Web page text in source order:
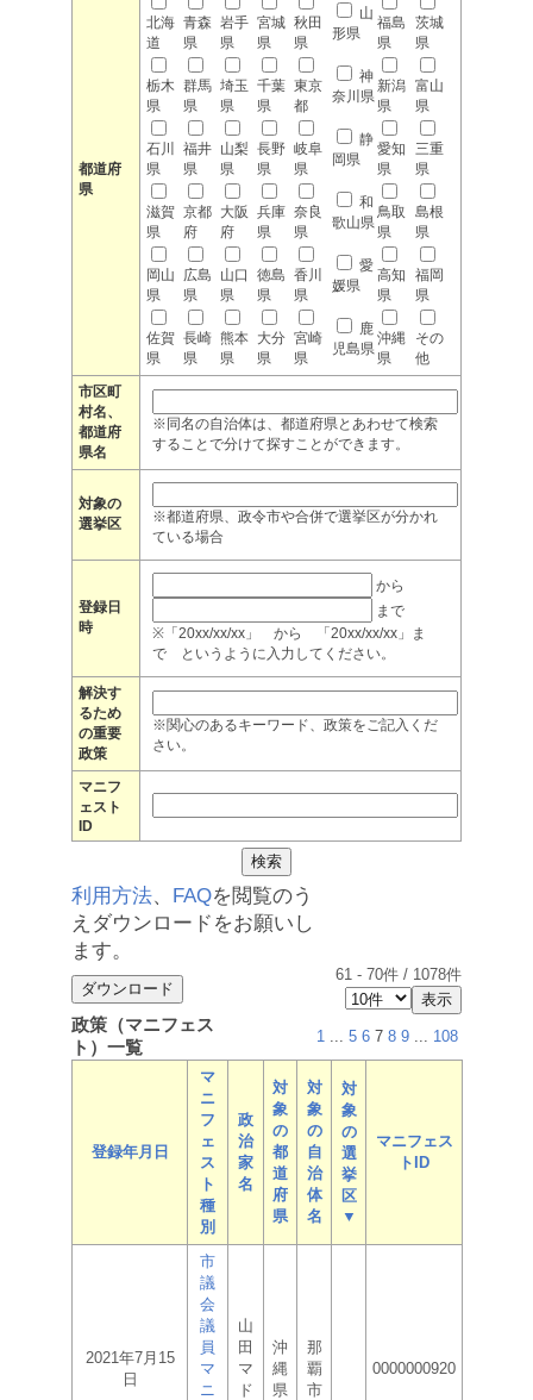
都道府
県
北海
道
青森
県
岩手
県
宮城
県
秋田
県
山
形県
福島
県
茨城
県
栃木
県
群馬
県
埼玉
県
千葉
県
東京
都
神
奈川県
新潟
県
富山
県
石川
県
福井
県
山梨
県
長野
県
岐阜
県
静
岡県
愛知
県
三重
県
滋賀
県
京都
府
大阪
府
兵庫
県
奈良
県
和
歌山県
鳥取
県
島根
県
岡山
県
広島
県
山口
県
徳島
県
香川
県
愛
媛県
高知
県
福岡
県
佐賀
県
長崎
県
熊本
県
大分
県
宮崎
県
鹿
児島県
沖縄
県
その
他
市区町
村名、
都道府
県名
※同名の自治体は、都道府県とあわせて検索
することで分けて探すことができます。
対象の
選挙区
※都道府県、政令市や合併で選挙区が分かれ
ている場合
登録日
時
から
まで
※「20xx/xx/xx」 から 「20xx/xx/xx」ま
で というように入力してください。
解決す
るため
の重要
政策
※関心のあるキーワード、政策をご記入くだ
さい。
マニフ
ェスト
ID
利用方法、 FAQを閲覧のう
えダウンロードをお願いし
ます。
61 - 70件 / 1078件
政策（マニフェス
ト）一覧
1 ... 5 6 7 8 9 ... 108
登録年月日
マ
ニ
フ
ェ
ス
ト
種
別
政
治
家
名
対
象
の
都
道
府
県
対
象
の
自
治
体
名
対
象
の
選
挙
区
▼
マニフェス
トID
2021年7月15
日
市
議
会
議
員
マ
ニ
山
田
マ
ド
沖
縄
県
那
覇
市
0000000920